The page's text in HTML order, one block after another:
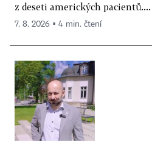
z deseti amerických pacientů....
7. 8. 2026 ▪ 4 min. čtení